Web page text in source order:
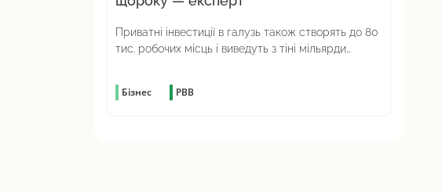
Приватні інвестиції в галузь також створять до 80
тис. робочих місць і виведуть з тіні мільярди
Бізнес РВВ